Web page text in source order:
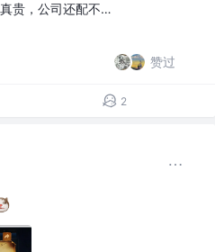
贵，公司还配不…
赞过
2